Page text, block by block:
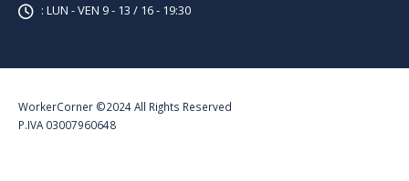
: LUN - VEN 9 - 13 / 16 - 19:30
WorkerCorner ©2024 All Rights Reserved
P.IVA 03007960648